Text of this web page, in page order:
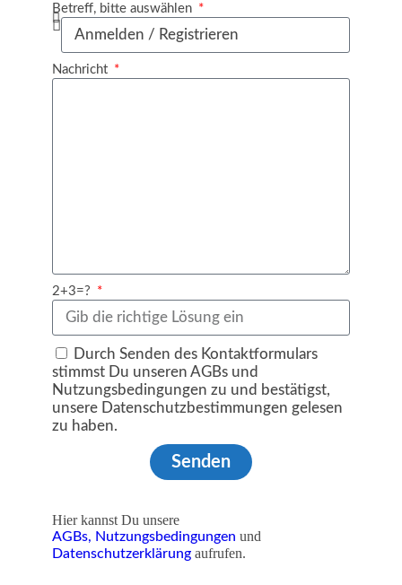
Betreff, bitte auswählen
Nachricht
2+3=?
Durch Senden des Kontaktformulars
stimmst Du unseren AGBs und
Nutzungsbedingungen zu und bestätigst,
unsere Datenschutzbestimmungen gelesen
zu haben.
Senden
Hier kannst Du unsere
AGBs, Nutzungsbedingungen und
Datenschutzerklärung aufrufen.